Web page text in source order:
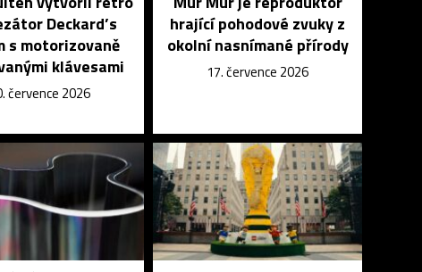
Deckard’s
s motorizovaně
klávesami
července 2026
hrající pohodové zvuky z
okolní nasnímané přírody
17. července 2026